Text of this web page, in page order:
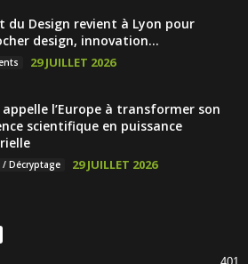
du Design revient à Lyon pour
design, innovation...
29 JUILLET 2026
appelle l’Europe à transformer son
scientifique en puissance
/ Décryptage 29 JUILLET 2026